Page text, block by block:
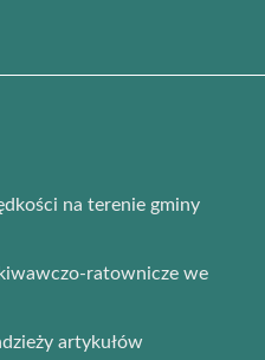
na terenie gminy
ratownicze we
artykułów